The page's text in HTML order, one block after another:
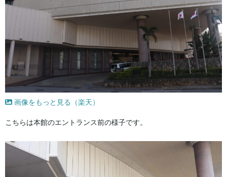
画像をもっと見る（楽天）
こちらは本館のエントランス前の様子です。